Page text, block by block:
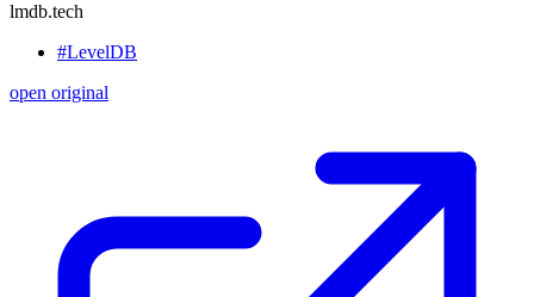
lmdb.tech
#LevelDB
open original